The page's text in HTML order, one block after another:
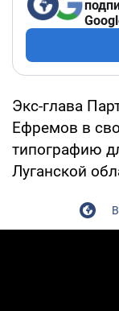
Экс-глава
Ефремов в
типографию
Луганской